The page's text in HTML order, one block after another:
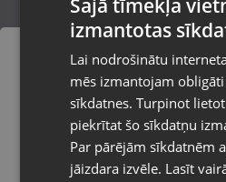
Huawei B628-350
Rīga, Latgales iela 250 k-3
Stāvoklis Mazlietots (Garantija
45.00€
Pasūtījumi tiks
izvēlēto valsti
Vietnes saturs būs
izmantotas
Lai nodrošinātu
mēs izmantojam
sīkdatnes. Turpinot
piekrītat šo sīkdatņu
Par pārējām sīkdatnēm
jāizdara izvēle. Lasīt